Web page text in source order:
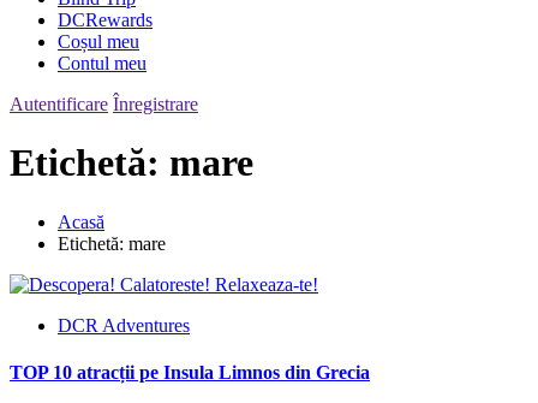
DCRewards
Coșul meu
Contul meu
Autentificare Înregistrare
Etichetă: mare
Acasă
Etichetă: mare
DCR Adventures
TOP 10 atracții pe Insula Limnos din Grecia